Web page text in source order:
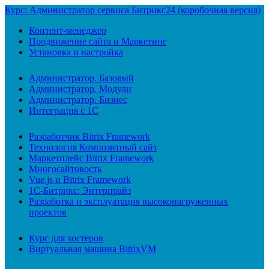
Курс: Администратор сервиса Битрикс24 (коробочная версия)
Контент-менеджер
Продвижение сайта и Маркетинг
Установка и настройка
Администратор. Базовый
Администратор. Модули
Администратор. Бизнес
Интеграция с 1С
Разработчик Bitrix Framework
Технология Композитный сайт
Маркетплейс Bitrix Framework
Многосайтовость
Vue.js и Bitrix Framework
1С-Битрикс: Энтерпрайз
Разработка и эксплуатация высоконагруженных
проектов
Курс для хостеров
Виртуальная машина BitrixVM